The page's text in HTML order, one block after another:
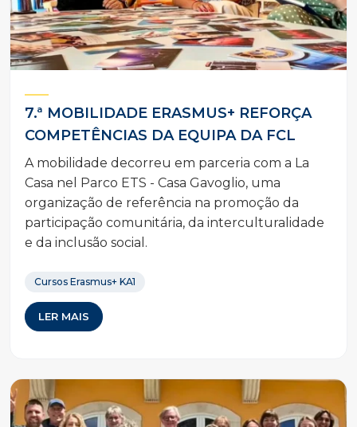
7.ª MOBILIDADE ERASMUS+ REFORÇA
COMPETÊNCIAS DA EQUIPA DA FCL
A mobilidade decorreu em parceria com a La
Casa nel Parco ETS - Casa Gavoglio, uma
organização de referência na promoção da
participação comunitária, da interculturalidade
e da inclusão social.
Cursos Erasmus+ KA1
LER MAIS